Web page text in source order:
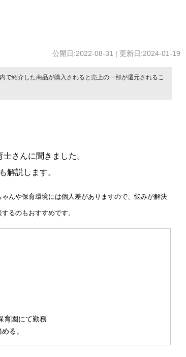
公開日:2022-08-31 | 更新日:2024-01-19
紹介した商品が購入されると売上の一部が還元されるこ
さんに聞きました。
解説します。
んや保育環境には個人差がありますので、悩みが解決
るのもおすすめです。
育園にて勤務
る。